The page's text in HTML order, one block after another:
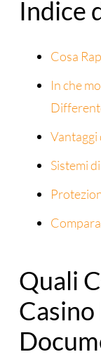
Indice
Cosa
In che
Vantaggi
Sistemi
Quali